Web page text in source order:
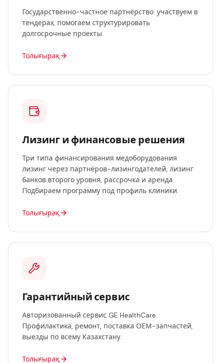
Государственно-частное партнёрство: участвуем в
тендерах, помогаем структурировать
долгосрочные проекты.
Толығырақ
Лизинг и финансовые решения
Три типа финансирования медоборудования:
лизинг через партнёров-лизингодателей, лизинг
банков второго уровня, рассрочка и аренда.
Подбираем программу под профиль клиники.
Толығырақ
Гарантийный сервис
Авторизованный сервис GE HealthCare.
Профилактика, ремонт, поставка ОЕМ-запчастей,
выезды по всему Казахстану.
Толығырақ